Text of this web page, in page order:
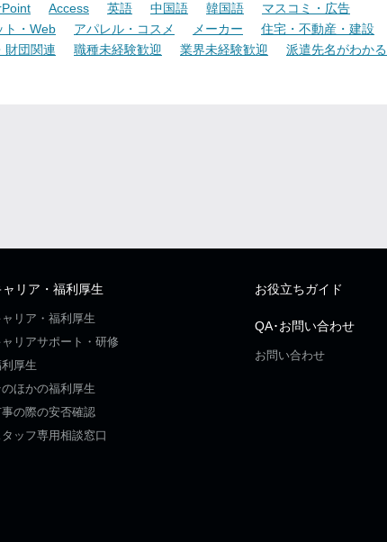
Access 英語 中国語 韓国語
マスコミ・広告
ト・Web アパレル・コスメ メーカー
住宅・不動産・建設
財団関連 職種未経験歓迎 業界未経験歓迎
派遣先名がわかる
ャリア・福利厚生
ャリア・福利厚生
ャリアサポート・研修
厚生
のほかの福利厚生
の際の安否確認
タッフ専用相談窓口
お役立ちガイド
QA･お問い合わせ
お問い合わせ